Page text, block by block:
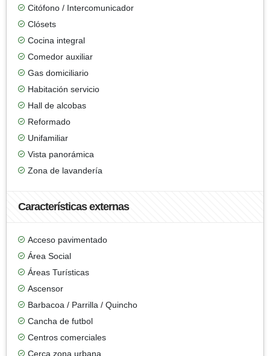
Citófono / Intercomunicador
Clósets
Cocina integral
Comedor auxiliar
Gas domiciliario
Habitación servicio
Hall de alcobas
Reformado
Unifamiliar
Vista panorámica
Zona de lavandería
Características externas
Acceso pavimentado
Área Social
Áreas Turísticas
Ascensor
Barbacoa / Parrilla / Quincho
Cancha de futbol
Centros comerciales
Cerca zona urbana